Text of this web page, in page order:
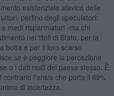
esistenziale atavico delle
perfino degli speculatori:
medi risparmiatori -ma chi
nei titoli di Stato, per la
botta e per il loro scarso
se è peggiore la percezione
o i dati reali del paese stesso. È
l’ansia che porta il 69%
di incertezza.